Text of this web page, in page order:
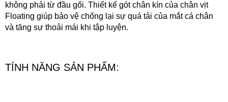
không phải từ đầu gối. Thiết kế gót chân kín của chân vịt
Floating giúp bảo vệ chống lại sự quá tải của mắt cá chân
và tăng sự thoải mái khi tập luyện.
TÍNH NĂNG SẢN PHẨM: